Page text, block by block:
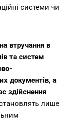
системи чи
втручання в
та систем
документів, а
здійснення
лише